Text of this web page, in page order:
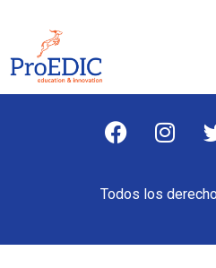
Todos los